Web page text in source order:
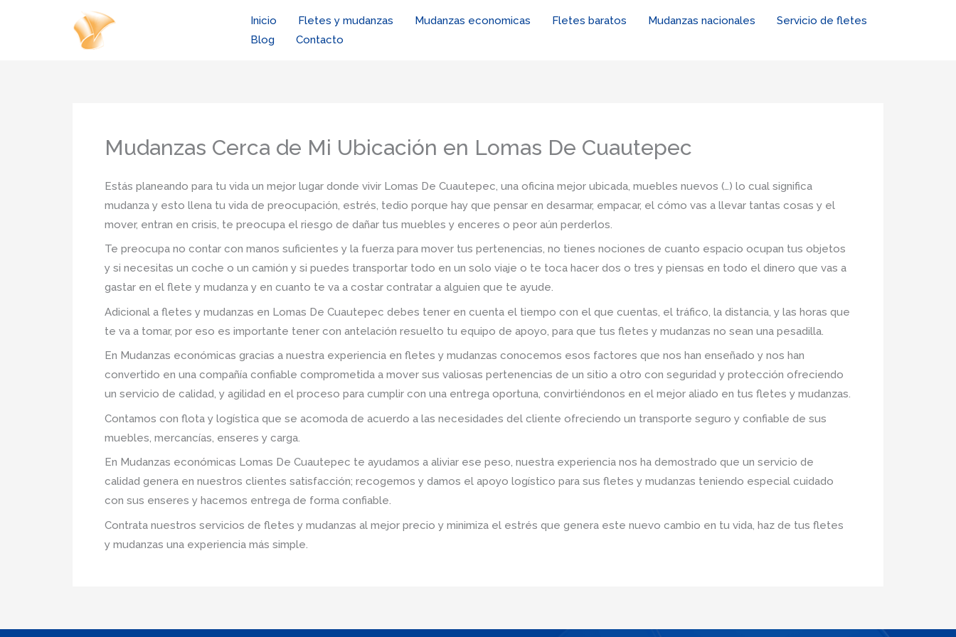
Inicio Fletes y mudanzas Mudanzas economicas Fletes baratos Mudanzas nacionales
Servicio de fletes
Blog
Contacto
Mudanzas Cerca de Mi Ubicación en Lomas De Cuautepec
Estás planeando para tu vida un mejor lugar donde vivir Lomas De Cuautepec, una oficina mejor ubicada, muebles nuevos (…) lo cual significa
mudanza y esto llena tu vida de preocupación, estrés, tedio porque hay que pensar en desarmar, empacar, el cómo vas a llevar tantas cosas y el
mover, entran en crisis, te preocupa el riesgo de dañar tus muebles y enceres o peor aún perderlos.
Te preocupa no contar con manos suficientes y la fuerza para mover tus pertenencias, no tienes nociones de cuanto espacio ocupan tus objetos
y si necesitas un coche o un camión y si puedes transportar todo en un solo viaje o te toca hacer dos o tres y piensas en todo el dinero que vas a
gastar en el flete y mudanza y en cuanto te va a costar contratar a alguien que te ayude.
Adicional a fletes y mudanzas en Lomas De Cuautepec debes tener en cuenta el tiempo con el que cuentas, el tráfico, la distancia, y las horas que
te va a tomar, por eso es importante tener con antelación resuelto tu equipo de apoyo, para que tus fletes y mudanzas no sean una pesadilla.
En Mudanzas económicas gracias a nuestra experiencia en fletes y mudanzas conocemos esos factores que nos han enseñado y nos han
convertido en una compañía confiable comprometida a mover sus valiosas pertenencias de un sitio a otro con seguridad y protección ofreciendo
un servicio de calidad, y agilidad en el proceso para cumplir con una entrega oportuna, convirtiéndonos en el mejor aliado en tus fletes y mudanzas.
Contamos con flota y logística que se acomoda de acuerdo a las necesidades del cliente ofreciendo un transporte seguro y confiable de sus
muebles, mercancías, enseres y carga.
En Mudanzas económicas Lomas De Cuautepec te ayudamos a aliviar ese peso, nuestra experiencia nos ha demostrado que un servicio de
calidad genera en nuestros clientes satisfacción; recogemos y damos el apoyo logístico para sus fletes y mudanzas teniendo especial cuidado
con sus enseres y hacemos entrega de forma confiable.
Contrata nuestros servicios de fletes y mudanzas al mejor precio y minimiza el estrés que genera este nuevo cambio en tu vida, haz de tus fletes
y mudanzas una experiencia más simple.